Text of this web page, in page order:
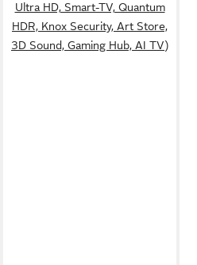
Ultra HD, Smart-TV, Quantum
HDR, Knox Security, Art Store,
3D Sound, Gaming Hub, AI TV)